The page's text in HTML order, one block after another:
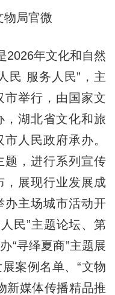
物局官微
年文化和自然
民 服务人民”，主
市举行，由国家文
，湖北省文化和旅
人民政府承办。
题，进行系列宣传
，展现行业发展成
办主场城市活动开
民”主题论坛、第
“寻绎夏商”主题展
案例名单、“文物
新媒体传播精品推